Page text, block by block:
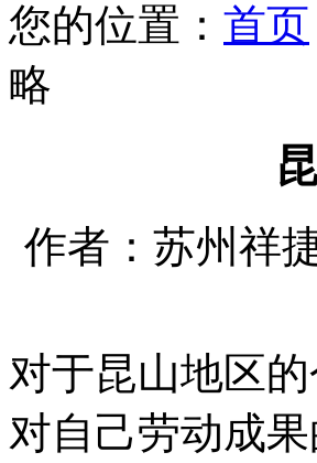
您的位置： 首页
略
作者：苏州祥
对于昆山地区
对自己劳动成